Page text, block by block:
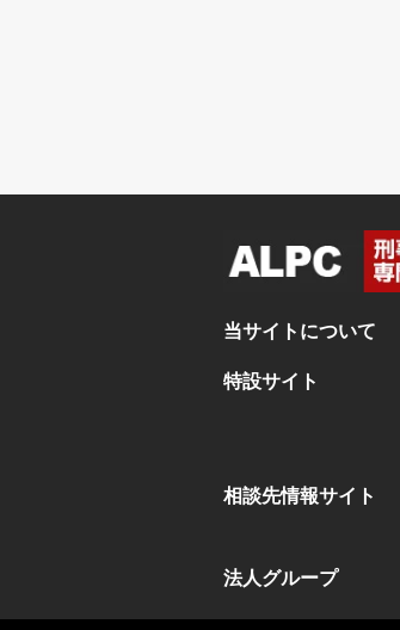
当サイトについて
特設サイト
相談先情報サイト
法人グループ